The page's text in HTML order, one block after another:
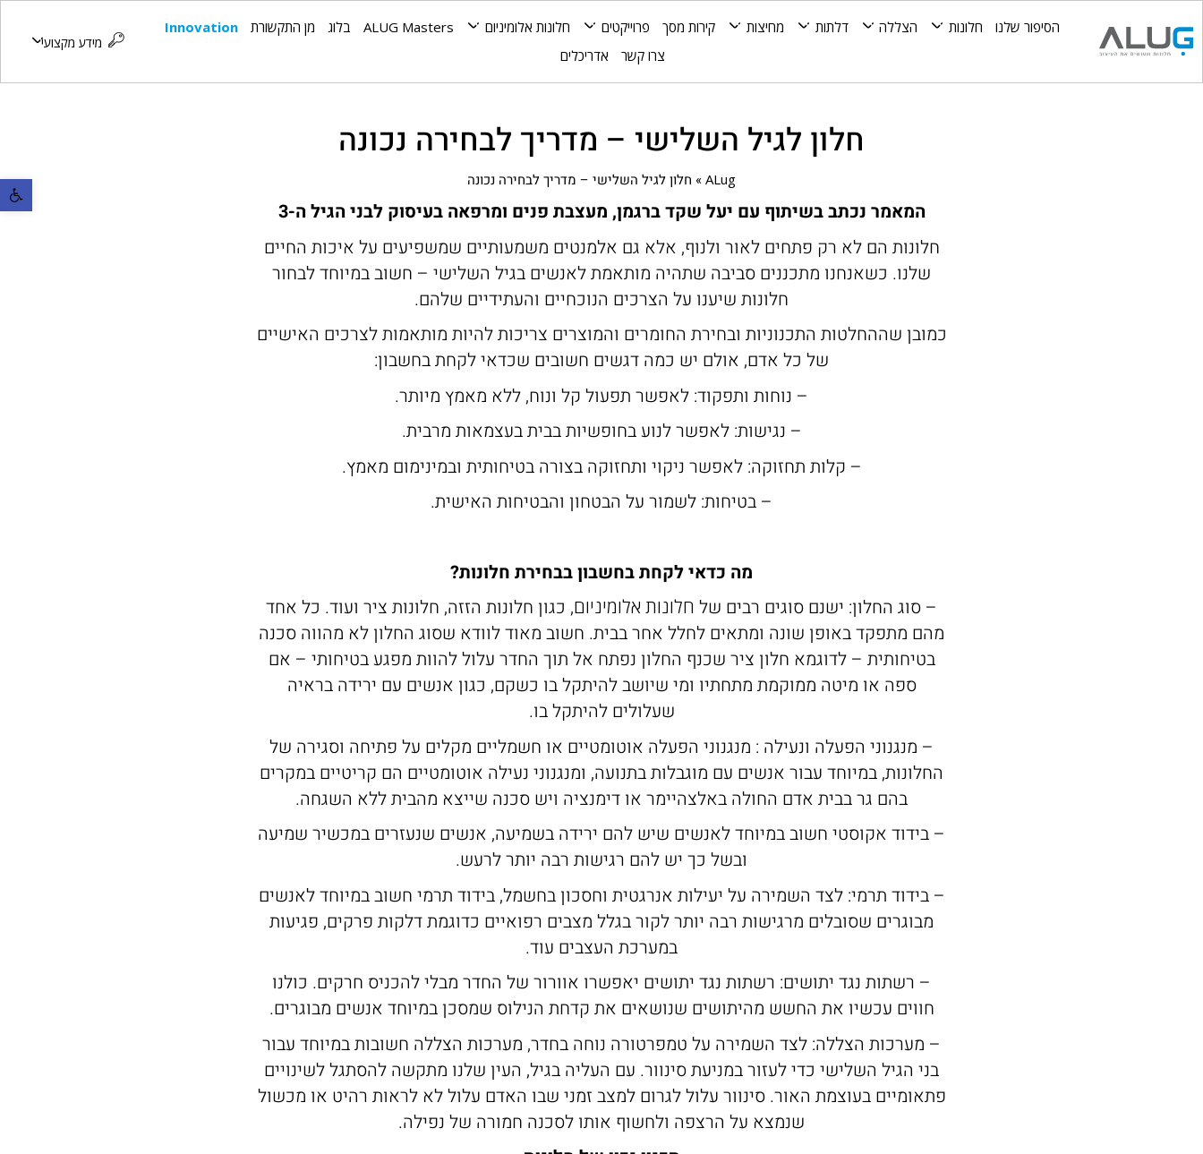
פתח
הסיפור שלנו חלונות הצללה דלתות מחיצות קירות מסך פרוייקטים חלונות אלומיניום ALUG Masters בלוג מן התקשורת
Innovation
צרו קשר
אדריכלים
מידע מקצועי
חלון לגיל השלישי – מדריך לבחירה נכונה
ALug
» חלון לגיל השלישי – מדריך לבחירה נכונה
המאמר נכתב בשיתוף עם יעל שקד ברגמן, מעצבת פנים ומרפאה בעיסוק לבני הגיל ה-3
חלונות הם לא רק פתחים לאור ולנוף, אלא גם אלמנטים משמעותיים שמשפיעים על איכות החיים
שלנו. כשאנחנו מתכננים סביבה שתהיה מותאמת לאנשים בגיל השלישי – חשוב במיוחד לבחור
חלונות שיענו על הצרכים הנוכחיים והעתידיים שלהם.
כמובן שההחלטות התכנוניות ובחירת החומרים והמוצרים צריכות להיות מותאמות לצרכים האישיים
של כל אדם, אולם יש כמה דגשים חשובים שכדאי לקחת בחשבון:
– נוחות ותפקוד: לאפשר תפעול קל ונוח, ללא מאמץ מיותר.
– נגישות: לאפשר לנוע בחופשיות בבית בעצמאות מרבית.
– קלות תחזוקה: לאפשר ניקוי ותחזוקה בצורה בטיחותית ובמינימום מאמץ.
– בטיחות: לשמור על הבטחון והבטיחות האישית.
מה כדאי לקחת בחשבון בבחירת חלונות?
– סוג החלון: ישנם סוגים רבים של חלונות אלומיניום, כגון חלונות הזזה, חלונות ציר ועוד. כל אחד
מהם מתפקד באופן שונה ומתאים לחלל אחר בבית. חשוב מאוד לוודא שסוג החלון לא מהווה סכנה
בטיחותית – לדוגמא חלון ציר שכנף החלון נפתח אל תוך החדר עלול להוות מפגע בטיחותי – אם
ספה או מיטה ממוקמת מתחתיו ומי שיושב להיתקל בו כשקם, כגון אנשים עם ירידה בראיה
שעלולים להיתקל בו.
– מנגנוני הפעלה ונעילה : מנגנוני הפעלה אוטומטיים או חשמליים מקלים על פתיחה וסגירה של
החלונות, במיוחד עבור אנשים עם מוגבלות בתנועה, ומנגנוני נעילה אוטומטיים הם קריטיים במקרים
בהם גר בבית אדם החולה באלצהיימר או דימנציה ויש סכנה שייצא מהבית ללא השגחה.
– בידוד אקוסטי חשוב במיוחד לאנשים שיש להם ירידה בשמיעה, אנשים שנעזרים במכשיר שמיעה
ובשל כך יש להם רגישות רבה יותר לרעש.
– בידוד תרמי: לצד השמירה על יעילות אנרגטית וחסכון בחשמל, בידוד תרמי חשוב במיוחד לאנשים
מבוגרים שסובלים מרגישות רבה יותר לקור בגלל מצבים רפואיים כדוגמת דלקות פרקים, פגיעות
במערכת העצבים עוד.
– רשתות נגד יתושים: רשתות נגד יתושים יאפשרו אוורור של החדר מבלי להכניס חרקים. כולנו
חווים עכשיו את החשש מהיתושים שנושאים את קדחת הנילוס שמסכן במיוחד אנשים מבוגרים.
– מערכות הצללה: לצד השמירה על טמפרטורה נוחה בחדר, מערכות הצללה חשובות במיוחד עבור
בני הגיל השלישי כדי לעזור במניעת סינוור. עם העליה בגיל, העין שלנו מתקשה להסתגל לשינויים
פתאומיים בעוצמת האור. סינוור עלול לגרום למצב זמני שבו האדם עלול לא לראות רהיט או מכשול
שנמצא על הרצפה ולחשוף אותו לסכנה חמורה של נפילה.